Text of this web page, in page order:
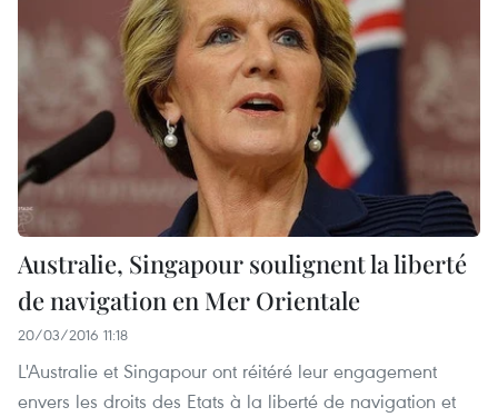
Australie, Singapour soulignent la liberté
de navigation en Mer Orientale
20/03/2016 11:18
L'Australie et Singapour ont réitéré leur engagement
envers les droits des Etats à la liberté de navigation et